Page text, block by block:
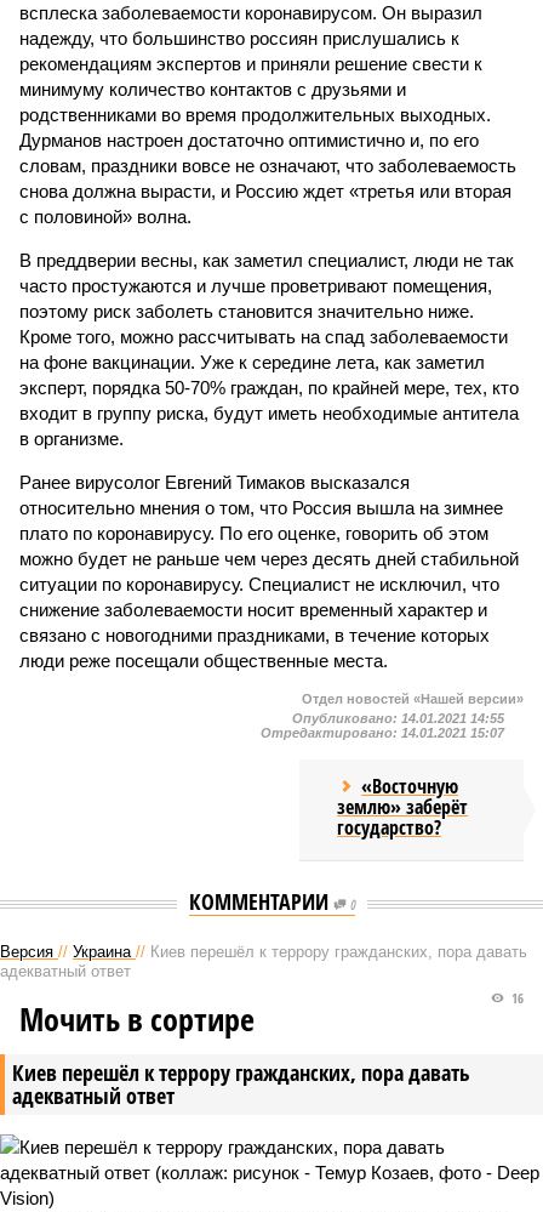
всплеска заболеваемости коронавирусом. Он выразил
надежду, что большинство россиян прислушались к
рекомендациям экспертов и приняли решение свести к
минимуму количество контактов с друзьями и
родственниками во время продолжительных выходных.
Дурманов настроен достаточно оптимистично и, по его
словам, праздники вовсе не означают, что заболеваемость
снова должна вырасти, и Россию ждет «третья или вторая
с половиной» волна.
В преддверии весны, как заметил специалист, люди не так
часто простужаются и лучше проветривают помещения,
поэтому риск заболеть становится значительно ниже.
Кроме того, можно рассчитывать на спад заболеваемости
на фоне вакцинации. Уже к середине лета, как заметил
эксперт, порядка 50-70% граждан, по крайней мере, тех, кто
входит в группу риска, будут иметь необходимые антитела
в организме.
Ранее вирусолог Евгений Тимаков высказался
относительно мнения о том, что Россия вышла на зимнее
плато по коронавирусу. По его оценке, говорить об этом
можно будет не раньше чем через десять дней стабильной
ситуации по коронавирусу. Специалист не исключил, что
снижение заболеваемости носит временный характер и
связано с новогодними праздниками, в течение которых
люди реже посещали общественные места.
Отдел новостей «Нашей версии»
Опубликовано: 14.01.2021 14:55
Отредактировано: 14.01.2021 15:07
«Восточную
землю» заберёт
государство?
КОММЕНТАРИИ 0
Версия // Украина // Киев перешёл к террору гражданских, пора давать
адекватный ответ
Киев перешёл к террору гражданских, пора давать
адекватный ответ
16
Мочить в сортире